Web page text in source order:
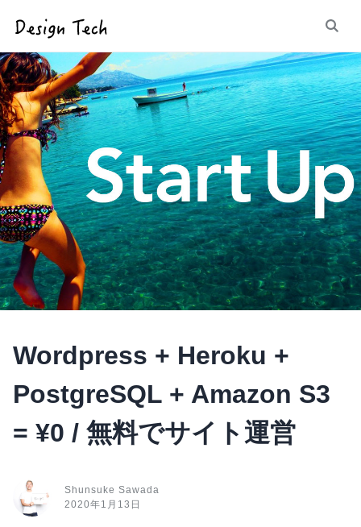
Wordpress + Heroku +
PostgreSQL + Amazon S3
= ¥0 / 無料でサイト運営
Shunsuke Sawada
2020年1月13日